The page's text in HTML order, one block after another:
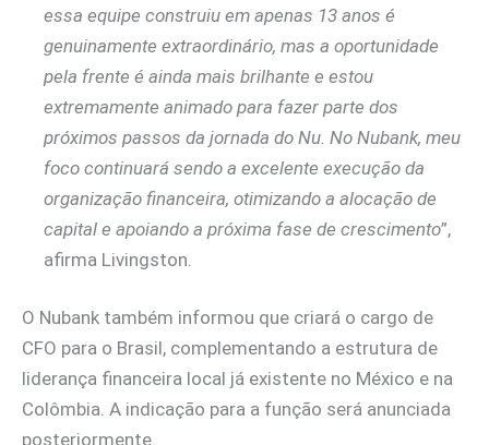
essa equipe construiu em apenas 13 anos é
genuinamente extraordinário, mas a oportunidade
pela frente é ainda mais brilhante e estou
extremamente animado para fazer parte dos
próximos passos da jornada do Nu. No Nubank, meu
foco continuará sendo a excelente execução da
organização financeira, otimizando a alocação de
capital e apoiando a próxima fase de crescimento”,
afirma Livingston.
O Nubank também informou que criará o cargo de
CFO para o Brasil, complementando a estrutura de
liderança financeira local já existente no México e na
Colômbia. A indicação para a função será anunciada
posteriormente.